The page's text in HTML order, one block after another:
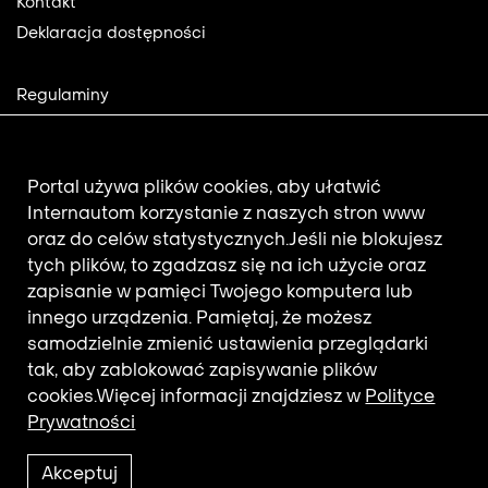
Kontakt
Deklaracja dostępności
Footer
2
Regulaminy
Aktualności
Newsletter
Adres e-mail subskrybenta.
Otrzymuj nowości z filmotekaslaska.com
Portal używa plików cookies, aby ułatwić
Internautom korzystanie z naszych stron www
oraz do celów statystycznych.Jeśli nie blokujesz
tych plików, to zgadzasz się na ich użycie oraz
zapisanie w pamięci Twojego komputera lub
innego urządzenia. Pamiętaj, że możesz
samodzielnie zmienić ustawienia przeglądarki
tak, aby zablokować zapisywanie plików
cookies.Więcej informacji znajdziesz w Polityce
Prywatności
Akceptuj